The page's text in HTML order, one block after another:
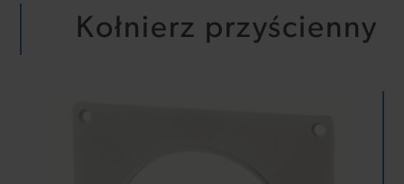
Kołnierz przyścienny